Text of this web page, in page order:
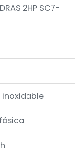
2HP SC7-
inoxidable